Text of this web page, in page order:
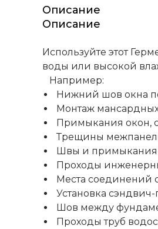
Описание
Описание
Используйте этот
воды или высокой
Например:
Нижний шов окна
Монтаж
Примыкания окон,
Трещины
Швы и примыкания
Проходы
Места соединений
Установка
Шов между
Проходы труб